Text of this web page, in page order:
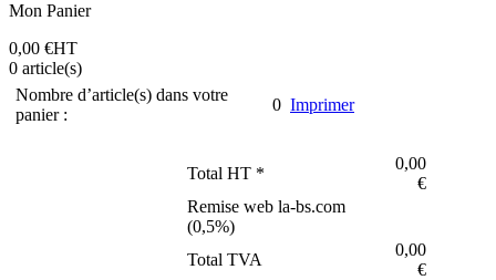
Mon Panier
0,00 €HT
0 article(s)
Nombre d’article(s) dans votre
panier :
0 Imprimer
Total HT *
0,00
€
Remise web la-bs.com
(0,5%)
Total TVA
0,00
€